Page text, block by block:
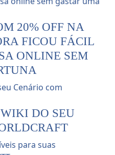
20% OFF NA
FICOU FÁCIL
ONLINE SEM
DO SEU